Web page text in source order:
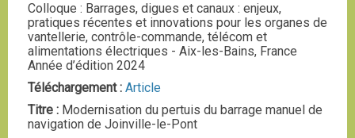
Colloque : Barrages, digues et canaux : enjeux,
pratiques récentes et innovations pour les organes de
vantellerie, contrôle-commande, télécom et
alimentations électriques - Aix-les-Bains, France
Année d’édition 2024
Téléchargement : Article
Titre : Modernisation du pertuis du barrage manuel de
navigation de Joinville-le-Pont